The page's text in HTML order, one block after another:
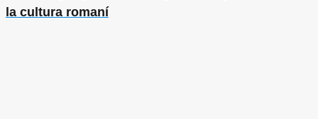
la cultura romaní